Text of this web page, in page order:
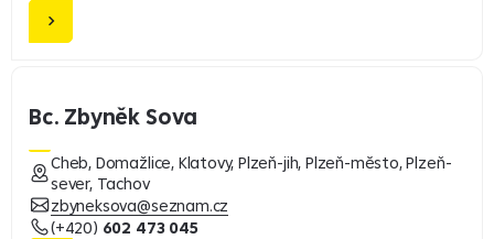
Bc. Zbyněk Sova
Cheb, Domažlice, Klatovy, Plzeň-jih, Plzeň-město, Plzeň-
sever, Tachov
zbyneksova@seznam.cz
(+420) 602 473 045